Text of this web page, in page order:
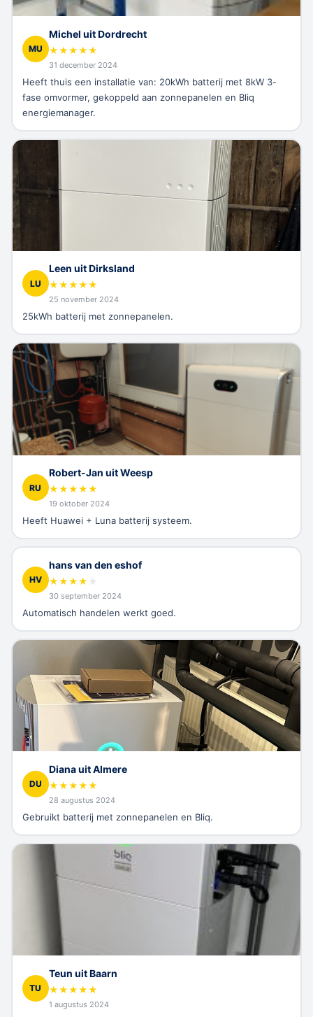
MU
Michel uit Dordrecht
★★★★★
31 december 2024
Heeft thuis een installatie van: 20kWh batterij met 8kW 3-
fase omvormer, gekoppeld aan zonnepanelen en Bliq
energiemanager.
LU
Leen uit Dirksland
★★★★★
25 november 2024
25kWh batterij met zonnepanelen.
RU
Robert-Jan uit Weesp
★★★★★
19 oktober 2024
Heeft Huawei + Luna batterij systeem.
HV
hans van den eshof
★★★★ ★
30 september 2024
Automatisch handelen werkt goed.
DU
Diana uit Almere
★★★★★
28 augustus 2024
Gebruikt batterij met zonnepanelen en Bliq.
TU
Teun uit Baarn
★★★★★
1 augustus 2024